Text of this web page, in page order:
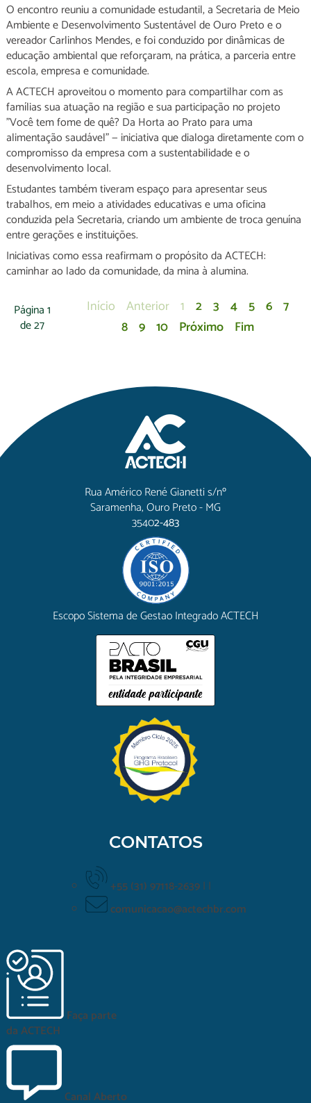
O encontro reuniu a comunidade estudantil, a Secretaria de Meio
Ambiente e Desenvolvimento Sustentável de Ouro Preto e o
vereador Carlinhos Mendes, e foi conduzido por dinâmicas de
educação ambiental que reforçaram, na prática, a parceria entre
escola, empresa e comunidade.
A ACTECH aproveitou o momento para compartilhar com as
famílias sua atuação na região e sua participação no projeto
"Você tem fome de quê? Da Horta ao Prato para uma
alimentação saudável" — iniciativa que dialoga diretamente com o
compromisso da empresa com a sustentabilidade e o
desenvolvimento local.
Estudantes também tiveram espaço para apresentar seus
trabalhos, em meio a atividades educativas e uma oficina
conduzida pela Secretaria, criando um ambiente de troca genuína
entre gerações e instituições.
Iniciativas como essa reafirmam o propósito da ACTECH:
caminhar ao lado da comunidade, da mina à alumina.
Página 1
de 27
Início Anterior 1 2 3 4 5 6 7
8 9 10 Próximo Fim
Rua Américo René Gianetti s/nº
Saramenha, Ouro Preto - MG
35402-483
Escopo Sistema de Gestao Integrado ACTECH
CONTATOS
+55 (31) 97118-2639| |
comunicacao@actechbr.com
Faça parte
daACTECH
Canal Aberto